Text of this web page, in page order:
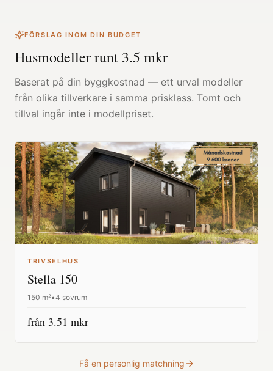
FÖRSLAG INOM DIN BUDGET
Husmodeller runt 3.5 mkr
Baserat på din byggkostnad — ett urval modeller
från olika tillverkare i samma prisklass. Tomt och
tillval ingår inte i modellpriset.
TRIVSELHUS
Stella 150
150 m²•4 sovrum
från 3.51 mkr
Få en personlig matchning